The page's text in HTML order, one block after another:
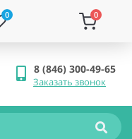
0 0
8 (846) 300-49-65
Заказать звонок